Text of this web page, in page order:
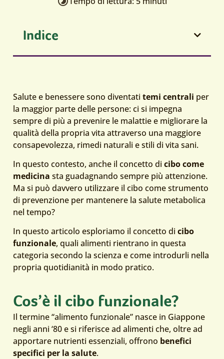
Indice
Salute e benessere sono diventati temi centrali per
la maggior parte delle persone: ci si impegna
sempre di più a prevenire le malattie e migliorare la
qualità della propria vita attraverso una maggiore
consapevolezza, rimedi naturali e stili di vita sani.
In questo contesto, anche il concetto di cibo come
medicina sta guadagnando sempre più attenzione.
Ma si può davvero utilizzare il cibo come strumento
di prevenzione per mantenere la salute metabolica
nel tempo?
In questo articolo esploriamo il concetto di cibo
funzionale, quali alimenti rientrano in questa
categoria secondo la scienza e come introdurli nella
propria quotidianità in modo pratico.
Cos’è il cibo funzionale?
Il termine “alimento funzionale” nasce in Giappone
negli anni ‘80 e si riferisce ad alimenti che, oltre ad
apportare nutrienti essenziali, offrono benefici
specifici per la salute.